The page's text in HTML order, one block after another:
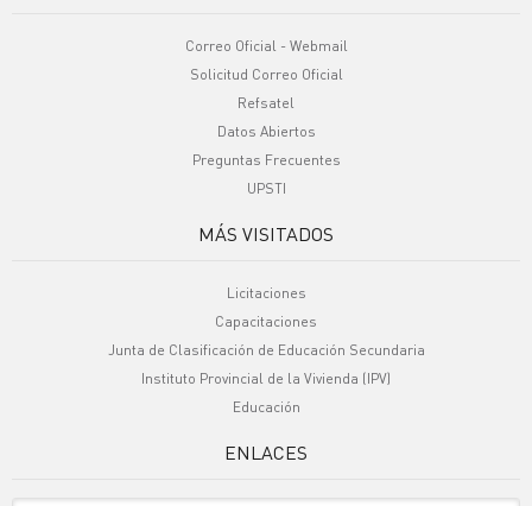
Correo Oficial - Webmail
Solicitud Correo Oficial
Refsatel
Datos Abiertos
Preguntas Frecuentes
UPSTI
MÁS VISITADOS
Licitaciones
Capacitaciones
Junta de Clasificación de Educación Secundaria
Instituto Provincial de la Vivienda (IPV)
Educación
ENLACES